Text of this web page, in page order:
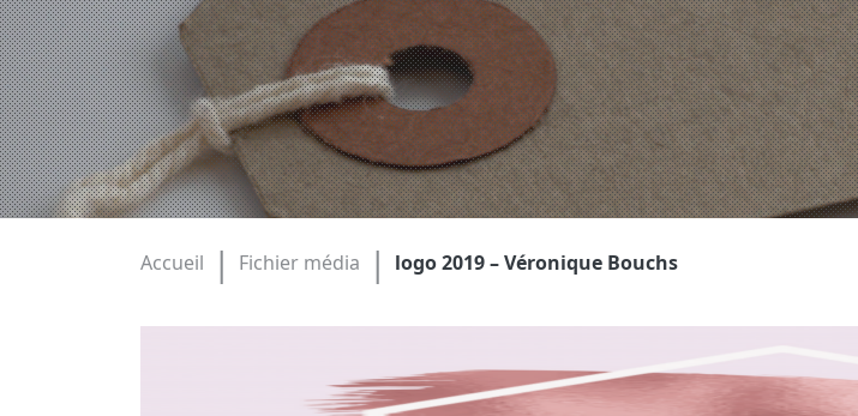
Accueil | Fichier média | logo 2019 – Véronique Bouchs